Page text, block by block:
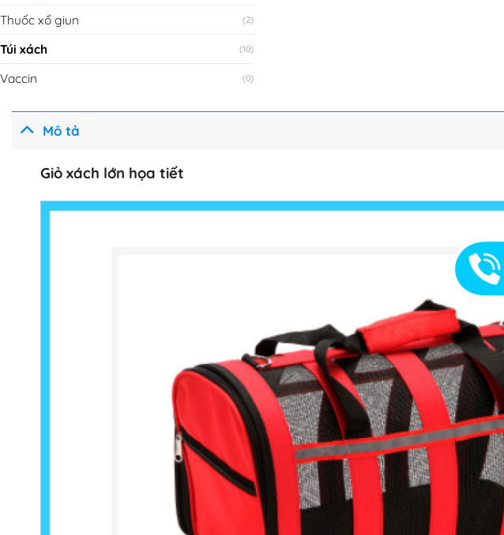
Thuốc xổ giun (2)
Túi xách (10)
Vaccin (0)
Mô tả
Giỏ xách lớn họa tiết